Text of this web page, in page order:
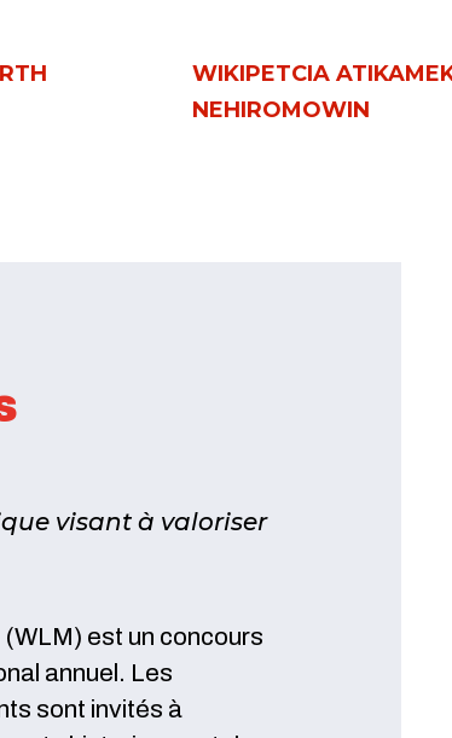
WIKIPETCIA
NEHIROMOWIN
visant à valoriser
est un concours
annuel. Les
sont invités à